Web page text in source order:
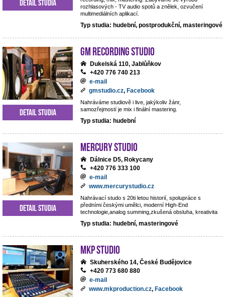
rozhlasových - TV audio spotů a znělek, ozvučení
multimediálních aplikací.
Typ studia: hudební, postprodukční, masteringové
Detail studia
GM Recording Studio
Dukelská 110, Jablůňkov
+420 776 740 213
e-mail
gmstudio.cz, Facebook
Nahráváme studiově i live, jakýkoliv žánr,
samozřejmostí je mix i finální mastering.
Typ studia: hudební
Detail studia
Mercury studio
Dálnice D5, Rokycany
+420 776 333 100
e-mail
www.mercurystudio.cz
Nahrávací studo s 20ti letou historií, spolupráce s
předními českými umělci, moderní High-End
technologie,analog summing,zkušená obsluha, kreativita
Typ studia: hudební, masteringové
Detail studia
MKP STUDIO
Skuherského 14, České Budějovice
+420 773 680 880
e-mail
www.mkproduction.cz, Facebook